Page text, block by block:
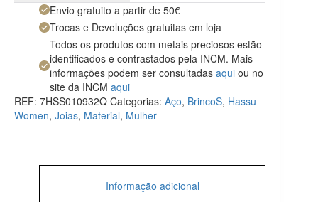
Envio gratuito a partir de 50€
Trocas e Devoluções gratuitas em loja
Todos os produtos com metais preciosos estão
identificados e contrastados pela INCM. Mais
informações podem ser consultadas aqui ou no
site da INCM aqui
REF: 7HSS010932Q Categorias: Aço, BrincoS, Hassu
Women, Joias, Material, Mulher
Informação adicional